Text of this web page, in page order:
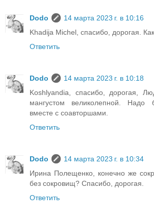
Dodo
14 марта 2023 г. в 10:16
Khadija Michel, спасибо, дорогая.
Ответить
Dodo
14 марта 2023 г. в 10:18
Koshlyandia, спасибо, дорогая,
мангустом великолепной. Надо
вместе с соавторшами.
Ответить
Dodo
14 марта 2023 г. в 10:34
Ирина Полещенко, конечно же
без сокровищ? Спасибо, дорогая.
Ответить